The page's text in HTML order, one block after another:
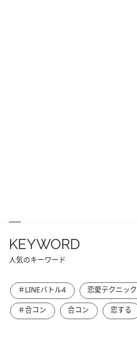
KEYWORD
人気のキーワード
＃LINEバトル4 恋愛テクニック
＃合コン
合コン 恋する